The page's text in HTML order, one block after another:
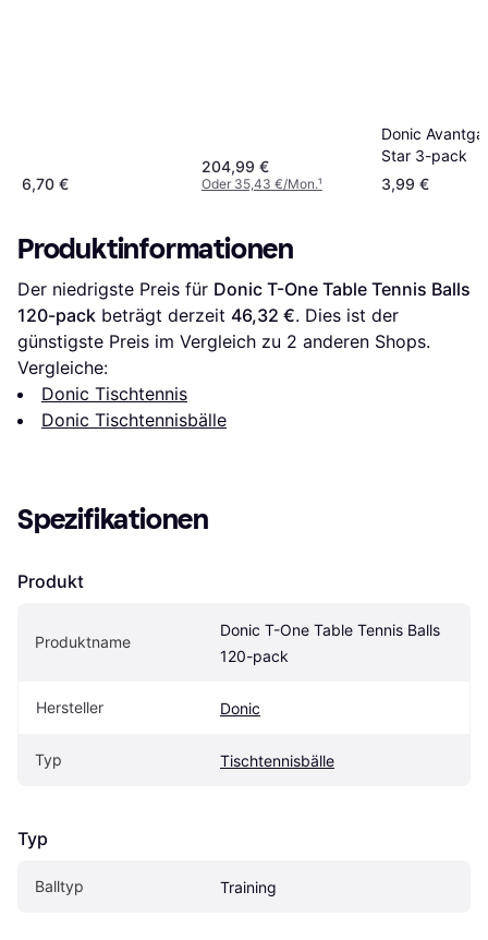
6,70 €
204,99 €
Oder 35,43 €/Mon.¹
Donic
Star 3-pack
3,99 €
Produktinformationen
Der niedrigste Preis für Donic T-One Table Tennis Balls
120-pack beträgt derzeit 46,32 €. Dies ist der
günstigste Preis im Vergleich zu 2 anderen Shops.
Vergleiche:
Donic Tischtennis
Donic Tischtennisbälle
Spezifikationen
Produkt
Produktname
Donic T-One Table Tennis Balls
120-pack
Hersteller Donic
Typ Tischtennisbälle
Typ
Balltyp Training